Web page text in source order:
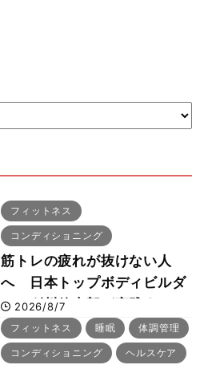
フィットネス
コンディショニング
筋トレの疲れが抜けない人
へ 日本トップボディビルダ
ー・刈川啓志郎が実践する
「回復習慣」
2026/8/7
フィットネス 睡眠 体調管理
コンディショニング ヘルスケア